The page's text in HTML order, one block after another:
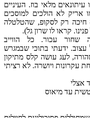
מלאי בוז. העיניים
אריק לא הולכים למוסכים
רק לסקופ, שהטלטלה
קראו לו שרון גל).
שחור עכור. כל הווייב
עצוב. ידעתי בתוכי שבמגרש
לעג עושה קלס מתיקון
עקרונות ויושרה. לא רציתי
אצלי
עד מיאוס